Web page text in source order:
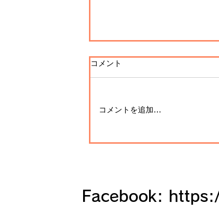
城、高野山清浄心院、奥之院
コメント
コメントを追加…
Facebook: